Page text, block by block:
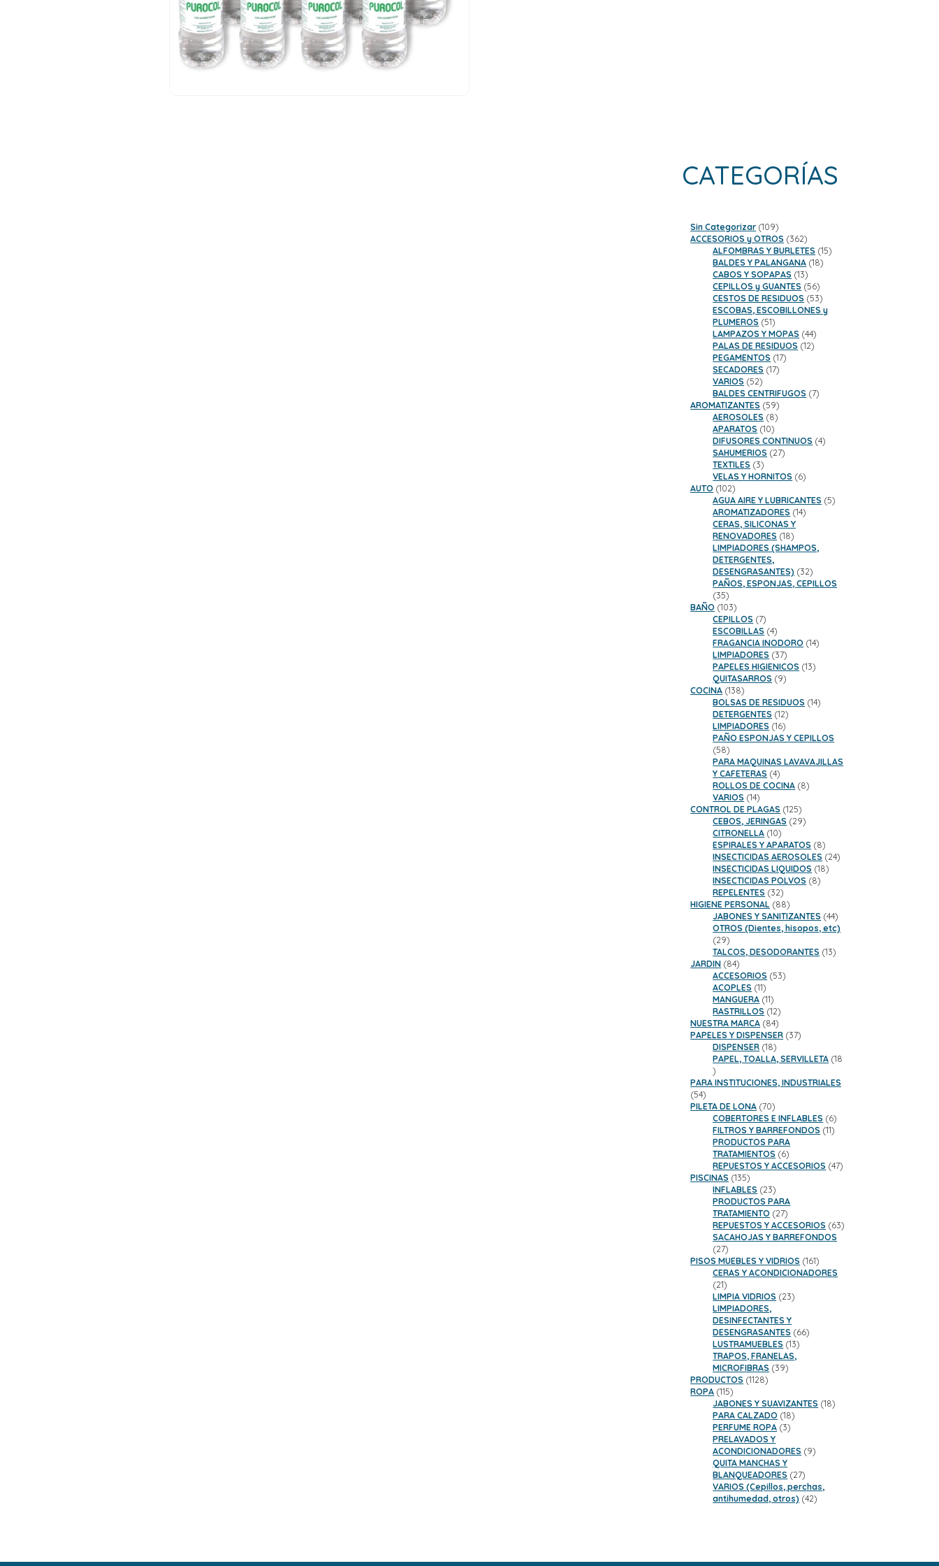
CATEGORÍAS
Sin Categorizar 109109
productos
ACCESORIOS y OTROS 362362
productos
ALFOMBRAS Y BURLETES 1515
BALDES Y PALANGANA 1818
CABOS Y SOPAPAS 1313
productos
CEPILLOS y GUANTES 5656
productos
CESTOS DE RESIDUOS 5353
productos
ESCOBAS, ESCOBILLONES y
PLUMEROS 5151
productos
LAMPAZOS Y MOPAS 4444
productos
PALAS DE RESIDUOS 1212
PEGAMENTOS 1717
SECADORES 1717
VARIOS 5252
productos
BALDES CENTRIFUGOS 77
AROMATIZANTES 5959
productos
AEROSOLES 88
APARATOS 1010
productos
DIFUSORES CONTINUOS 44
SAHUMERIOS 2727
TEXTILES 33
productos
VELAS Y HORNITOS 66
AUTO 102102
productos
AGUA AIRE Y LUBRICANTES 55
AROMATIZADORES 1414
CERAS, SILICONAS Y
RENOVADORES 1818
productos
LIMPIADORES (SHAMPOS,
DETERGENTES,
DESENGRASANTES) 3232
productos
PAÑOS, ESPONJAS, CEPILLOS
3535
productos
BAÑO 103103
productos
CEPILLOS 77
productos
ESCOBILLAS 44
productos
FRAGANCIA INODORO 1414
LIMPIADORES 3737
productos
PAPELES HIGIENICOS 1313
QUITASARROS 99
COCINA 138138
productos
BOLSAS DE RESIDUOS 1414
DETERGENTES 1212
productos
LIMPIADORES 1616
productos
PAÑO ESPONJAS Y CEPILLOS
5858
productos
PARA MAQUINAS LAVAVAJILLAS
Y CAFETERAS 44
productos
ROLLOS DE COCINA 88
VARIOS 1414
productos
CONTROL DE PLAGAS 125125
productos
CEBOS, JERINGAS 2929
CITRONELLA 1010
productos
ESPIRALES Y APARATOS 88
productos
INSECTICIDAS AEROSOLES 2424
INSECTICIDAS LIQUIDOS 1818
INSECTICIDAS POLVOS 88
REPELENTES 3232
productos
HIGIENE PERSONAL 8888
productos
JABONES Y SANITIZANTES 4444
productos
OTROS (Dientes, hisopos, etc)
2929
productos
TALCOS, DESODORANTES 1313
JARDIN 8484
productos
ACCESORIOS 5353
ACOPLES 1111
productos
MANGUERA 1111
productos
RASTRILLOS 1212
productos
NUESTRA MARCA 8484
productos
PAPELES Y DISPENSER 3737
DISPENSER 1818
productos
PAPEL, TOALLA, SERVILLETA 18
18
productos
PARA INSTITUCIONES, INDUSTRIALES
5454
productos
PILETA DE LONA 7070
productos
COBERTORES E INFLABLES 66
productos
FILTROS Y BARREFONDOS 1111
PRODUCTOS PARA
TRATAMIENTOS 66
productos
REPUESTOS Y ACCESORIOS 4747
PISCINAS 135135
productos
INFLABLES 2323
productos
PRODUCTOS PARA
TRATAMIENTO 2727
productos
REPUESTOS Y ACCESORIOS 6363
SACAHOJAS Y BARREFONDOS
2727
productos
PISOS MUEBLES Y VIDRIOS 161161
productos
CERAS Y ACONDICIONADORES
2121
productos
LIMPIA VIDRIOS 2323
LIMPIADORES,
DESINFECTANTES Y
DESENGRASANTES 6666
LUSTRAMUEBLES 1313
TRAPOS, FRANELAS,
MICROFIBRAS 3939
PRODUCTOS 11281128
ROPA 115115
productos
JABONES Y SUAVIZANTES 1818
PARA CALZADO 1818
PERFUME ROPA 33
PRELAVADOS Y
ACONDICIONADORES 99
QUITA MANCHAS Y
BLANQUEADORES 2727
productos
VARIOS (Cepillos, perchas,
antihumedad, otros) 4242